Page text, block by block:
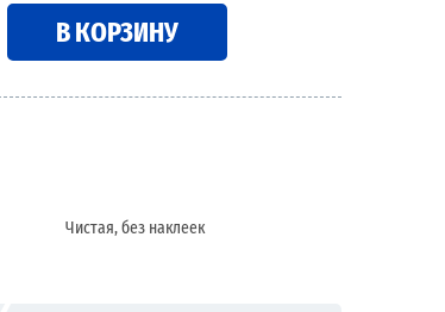
В КОРЗИНУ
Чистая, без наклеек